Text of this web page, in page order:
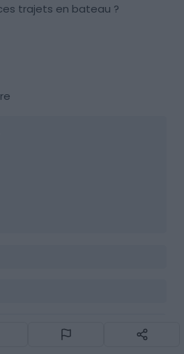
trajets en bateau ?